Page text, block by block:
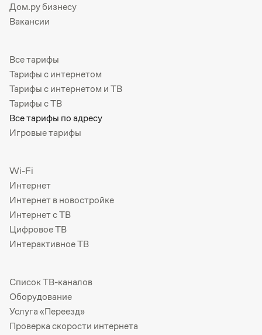
Дом.ру бизнесу
Вакансии
Все тарифы
Тарифы с интернетом
Тарифы с интернетом и ТВ
Тарифы с ТВ
Все тарифы по адресу
Игровые тарифы
Wi-Fi
Интернет
Интернет в новостройке
Интернет с ТВ
Цифровое ТВ
Интерактивное ТВ
Список ТВ-каналов
Оборудование
Услуга «Переезд»
Проверка скорости интернета